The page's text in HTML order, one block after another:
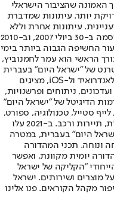
האמונה שהציבור הישראלי
יותר. עיתונות שמדברת
עיתונות אחרת וללא
תשלום. המהדורה המודפסת הראשונה פורסמה ב-30 ביולי 2007, וב-2010
החשיפה הגבוה ביותר בימי
הראשי הוא עמר לחמנוביץ,
של "ישראל היום" בעברית
ובאנגלית, כמו כן היישומונים (אפליקציות) לאנדרואיד ול-iOS, מציגים
ניתוחים ופרשנויות,
הדיגיטל של "ישראל היום"
סטייל, טכנולוגיה, ספורט,
כלכלה וצרכנות, בריאות, חיילים, אוכל, יהדות, תיירות ורכב. ב-2021 עלו
היום" בעברית, במטרה
ונוחה. תכני המהדורה
יומית מקוונת, ואפשר
"הקליקה של ישראל
מוצרים ושירותים. ישראל
מקהל הקוראים. פנו אלינו